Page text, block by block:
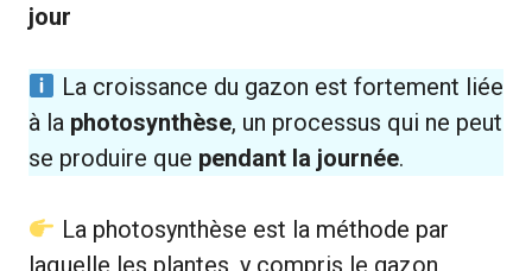
jour
La croissance du gazon est fortement liée
à la photosynthèse, un processus qui ne peut
se produire que pendant la journée.
La photosynthèse est la méthode par
laquelle les plantes, y compris le gazon,